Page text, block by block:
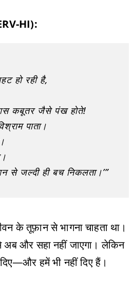
HI):
हो रही है,
कबूतर जैसे पंख होते!
पाता।
जल्दी ही बच निकलता।’”
के तूफ़ान से भागना चाहता था।
और सहा नहीं जाएगा। लेकिन
हमें भी नहीं दिए हैं।